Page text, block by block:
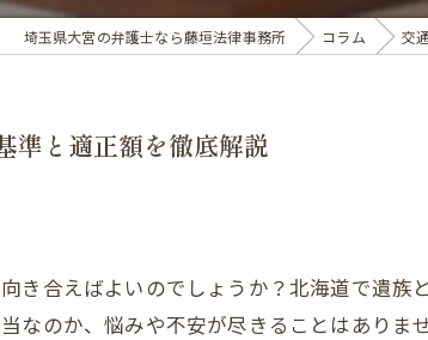
埼玉県大宮の弁護士なら藤垣法律事務所 コラム 交
準と適正額を徹底解説
き合えばよいのでしょうか？北海道で遺族
なのか、悩みや不安が尽きることはありま